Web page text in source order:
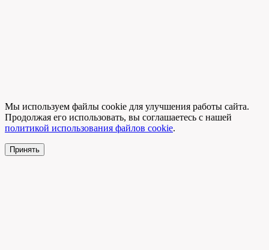
Мы используем файлы cookie для улучшения работы сайта.
Продолжая его использовать, вы соглашаетесь с нашей
политикой использования файлов cookie.
Принять